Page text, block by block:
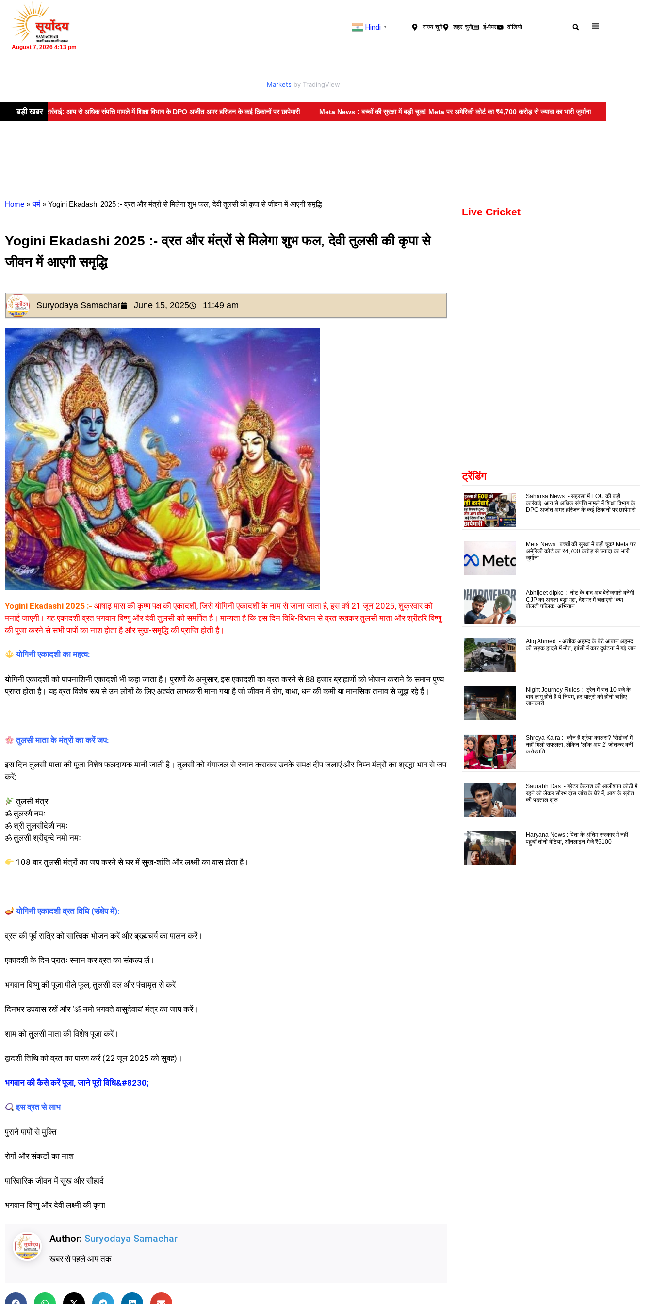
August 7, 2026 4:13 pm
Hindi ▼ राज्य चुनें शहर चुनें ई-पेपर वीडियो
Markets by TradingView
बड़ी खबर
कार्रवाई: आय से अधिक संपत्ति मामले में शिक्षा विभाग के DPO अजीत अमर हरिजन के कई ठिकानों पर छापेमारी Meta News : बच्चों की सुरक्षा में बड़ी चूक! Meta पर अमेरिकी कोर्ट का ₹4,700 करोड़ से ज्यादा का भारी जुर्माना Abhijeet dipke :- नीट के
Home » धर्म » Yogini Ekadashi 2025 :- व्रत और मंत्रों से मिलेगा शुभ फल, देवी तुलसी की कृपा से जीवन में आएगी समृद्धि
Yogini Ekadashi 2025 :- व्रत और मंत्रों से मिलेगा शुभ फल, देवी तुलसी की कृपा से
जीवन में आएगी समृद्धि
Suryodaya Samachar June 15, 2025 11:49 am
Yogini Ekadashi 2025 :- आषाढ़ मास की कृष्ण पक्ष की एकादशी, जिसे योगिनी एकादशी के नाम से जाना जाता है, इस वर्ष 21 जून 2025, शुक्रवार को
मनाई जाएगी। यह एकादशी व्रत भगवान विष्णु और देवी तुलसी को समर्पित है। मान्यता है कि इस दिन विधि-विधान से व्रत रखकर तुलसी माता और श्रीहरि विष्णु
की पूजा करने से सभी पापों का नाश होता है और सुख-समृद्धि की प्राप्ति होती है।
योगिनी एकादशी का महत्व:
योगिनी एकादशी को पापनाशिनी एकादशी भी कहा जाता है। पुराणों के अनुसार, इस एकादशी का व्रत करने से 88 हजार ब्राह्मणों को भोजन कराने के समान पुण्य
प्राप्त होता है। यह व्रत विशेष रूप से उन लोगों के लिए अत्यंत लाभकारी माना गया है जो जीवन में रोग, बाधा, धन की कमी या मानसिक तनाव से जूझ रहे हैं।
तुलसी माता के मंत्रों का करें जप:
इस दिन तुलसी माता की पूजा विशेष फलदायक मानी जाती है। तुलसी को गंगाजल से स्नान कराकर उनके समक्ष दीप जलाएं और निम्न मंत्रों का श्रद्धा भाव से जप
करें:
तुलसी मंत्र:
ॐ तुलस्यै नमः
ॐ श्री तुलसीदेव्यै नमः
ॐ तुलसी श्रीवृन्दे नमो नमः
108 बार तुलसी मंत्रों का जप करने से घर में सुख-शांति और लक्ष्मी का वास होता है।
योगिनी एकादशी व्रत विधि (संक्षेप में):
व्रत की पूर्व रात्रि को सात्विक भोजन करें और ब्रह्मचर्य का पालन करें।
एकादशी के दिन प्रातः स्नान कर व्रत का संकल्प लें।
भगवान विष्णु की पूजा पीले फूल, तुलसी दल और पंचामृत से करें।
दिनभर उपवास रखें और ‘ॐ नमो भगवते वासुदेवाय’ मंत्र का जाप करें।
शाम को तुलसी माता की विशेष पूजा करें।
द्वादशी तिथि को व्रत का पारण करें (22 जून 2025 को सुबह)।
भगवान की कैसे करें पूजा, जाने पूरी विधि&#8230;
इस व्रत से लाभ
पुराने पापों से मुक्ति
रोगों और संकटों का नाश
पारिवारिक जीवन में सुख और सौहार्द
भगवान विष्णु और देवी लक्ष्मी की कृपा
Author: Suryodaya Samachar
खबर से पहले आप तक
Live Cricket
ट्रेंडिंग
Saharsa News :- सहरसा में EOU की बड़ी
कार्रवाई: आय से अधिक संपत्ति मामले में शिक्षा विभाग के
DPO अजीत अमर हरिजन के कई ठिकानों पर छापेमारी
Meta News : बच्चों की सुरक्षा में बड़ी चूक! Meta पर
अमेरिकी कोर्ट का ₹4,700 करोड़ से ज्यादा का भारी
जुर्माना
Abhijeet dipke :- नीट के बाद अब बेरोजगारी बनेगी
CJP का अगला बड़ा मुद्दा, देशभर में चलाएगी ‘क्या
बोलती पब्लिक’ अभियान
Atiq Ahmed :- अतीक अहमद के बेटे आबान अहमद
की सड़क हादसे में मौत, झांसी में कार दुर्घटना में गई जान
Night Journey Rules :- ट्रेन में रात 10 बजे के
बाद लागू होते हैं ये नियम, हर यात्री को होनी चाहिए
जानकारी
Shreya Kalra :- कौन हैं श्रेया कालरा? ‘रोडीज’ में
नहीं मिली सफलता, लेकिन ‘लॉक अप 2’ जीतकर बनीं
करोड़पति
Saurabh Das :- ग्रेटर कैलाश की आलीशान कोठी में
रहने को लेकर सौरभ दास जांच के घेरे में, आय के स्रोत
की पड़ताल शुरू
Haryana News : पिता के अंतिम संस्कार में नहीं
पहुंचीं तीनों बेटियां, ऑनलाइन भेजे ₹5100